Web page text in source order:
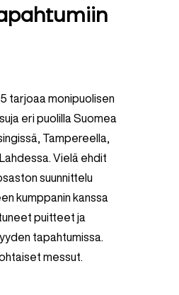
tarjoaa monipuolisen
eri puolilla Suomea
Tampereella,
Vielä ehdit
suunnittelu
kumppanin kanssa
puitteet ja
tapahtumissa.
messut.